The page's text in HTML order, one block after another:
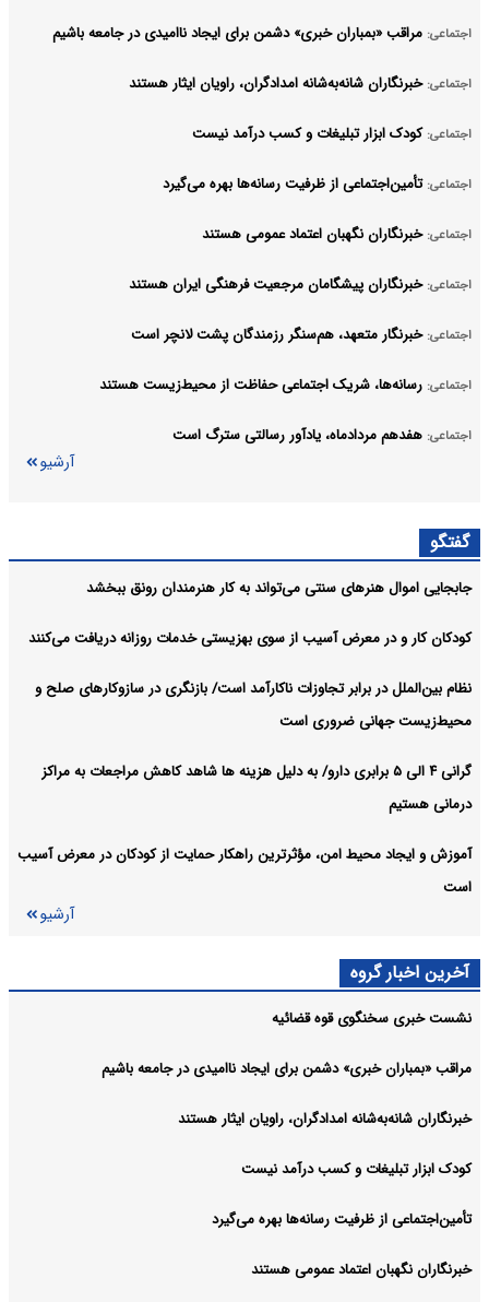
اجتماعی: مراقب «بمباران خبری» دشمن برای ایجاد ناامیدی در جامعه باشیم
اجتماعی: خبرنگاران شانه‌به‌شانه امدادگران، راویان ایثار هستند
اجتماعی: کودک ابزار تبلیغات و کسب درآمد نیست
اجتماعی: تأمین‌اجتماعی از ظرفیت رسانه‌ها بهره می‌گیرد
اجتماعی: خبرنگاران نگهبان اعتماد عمومی هستند
اجتماعی: خبرنگاران پیشگامان مرجعیت فرهنگی ایران‌ هستند
اجتماعی: خبرنگار متعهد، هم‌سنگر رزمندگان پشت لانچر است
اجتماعی: رسانه‌ها، شریک اجتماعی حفاظت از محیط‌زیست هستند
اجتماعی: هفدهم مردادماه، یادآور رسالتی سترگ است
آرشیو
گفتگو
جابجایی اموال هنرهای سنتی می‌تواند به کار هنرمندان رونق ببخشد
کودکان کار و در معرض آسیب از سوی بهزیستی خدمات روزانه دریافت می‌کنند
نظام بین‌الملل در برابر تجاوزات ناکارآمد است/ بازنگری در سازوکارهای صلح و
محیط‌زیست جهانی ضروری است
گرانی ۴ الی ۵ برابری دارو/ به دلیل هزینه ها شاهد کاهش مراجعات به مراکز
درمانی هستیم
آموزش و ایجاد محیط امن، مؤثرترین راهکار حمایت از کودکان در معرض آسیب
است
آرشیو
آخرین اخبار گروه
نشست خبری سخنگوی قوه قضائیه
مراقب «بمباران خبری» دشمن برای ایجاد ناامیدی در جامعه باشیم
خبرنگاران شانه‌به‌شانه امدادگران، راویان ایثار هستند
کودک ابزار تبلیغات و کسب درآمد نیست
تأمین‌اجتماعی از ظرفیت رسانه‌ها بهره می‌گیرد
خبرنگاران نگهبان اعتماد عمومی هستند